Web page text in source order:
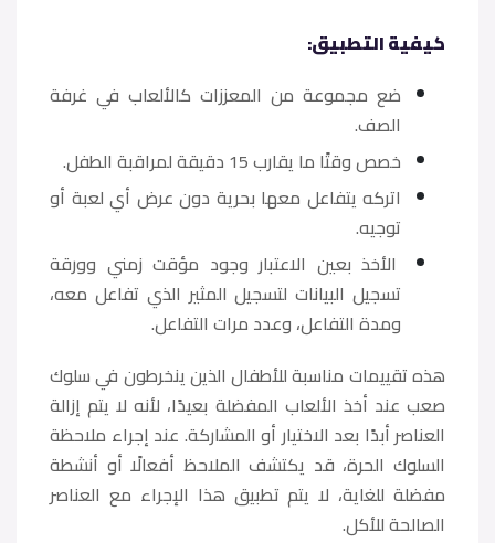
كيفية التطبيق:
ضع مجموعة من المعززات كالألعاب في غرفة
الصف.
خصص وقتًا ما يقارب 15 دقيقة لمراقبة الطفل.
اتركه يتفاعل معها بحرية دون عرض أي لعبة أو
توجيه.
الأخذ بعين الاعتبار وجود مؤقت زمني وورقة
تسجيل البيانات لتسجيل المثير الذي تفاعل معه،
ومدة التفاعل، وعدد مرات التفاعل.
هذه تقييمات مناسبة للأطفال الذين ينخرطون في سلوك
صعب عند أخذ الألعاب المفضلة بعيدًا، لأنه لا يتم إزالة
العناصر أبدًا بعد الاختيار أو المشاركة. عند إجراء ملاحظة
السلوك الحرة، قد يكتشف الملاحظ أفعالًا أو أنشطة
مفضلة للغاية، لا يتم تطبيق هذا الإجراء مع العناصر
الصالحة للأكل.